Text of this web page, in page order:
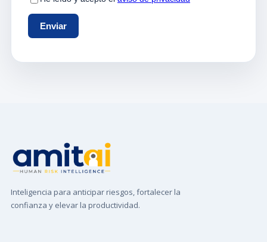
Inteligencia para anticipar riesgos, fortalecer la
confianza y elevar la productividad.